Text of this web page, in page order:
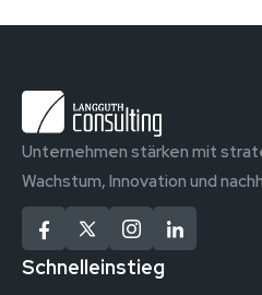
Unternehmen stärken mit
Wachstum, Innovation und
Schnelleinstieg